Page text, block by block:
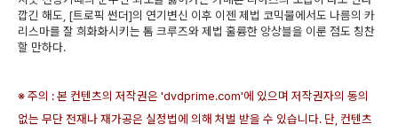
깝긴 해도, [트로픽 썬더]의 연기변신 이후 이젠 제법 코믹물에서도 나름의 카
리스마를 잘 희화화시키는 톰 크루즈와 제법 훌륭한 앙상블을 이룬 점도 칭찬
할 만하다.
※ 주의 : 본 컨텐츠의 저작권은 'dvdprime.com'에 있으며 저작권자의 동의
없는 무단 전재나 재가공은 실정법에 의해 처벌 받을 수 있습니다. 단, 컨텐츠